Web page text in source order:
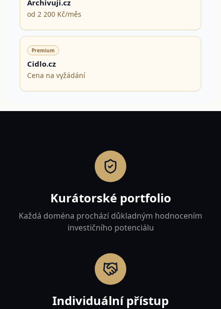
Archivuji.cz
od 2 200 Kč/měs
Premium
Cidlo.cz
Cena na vyžádání
Kurátorské portfolio
Každá doména prochází důkladným hodnocením
investičního potenciálu
Individuální přístup